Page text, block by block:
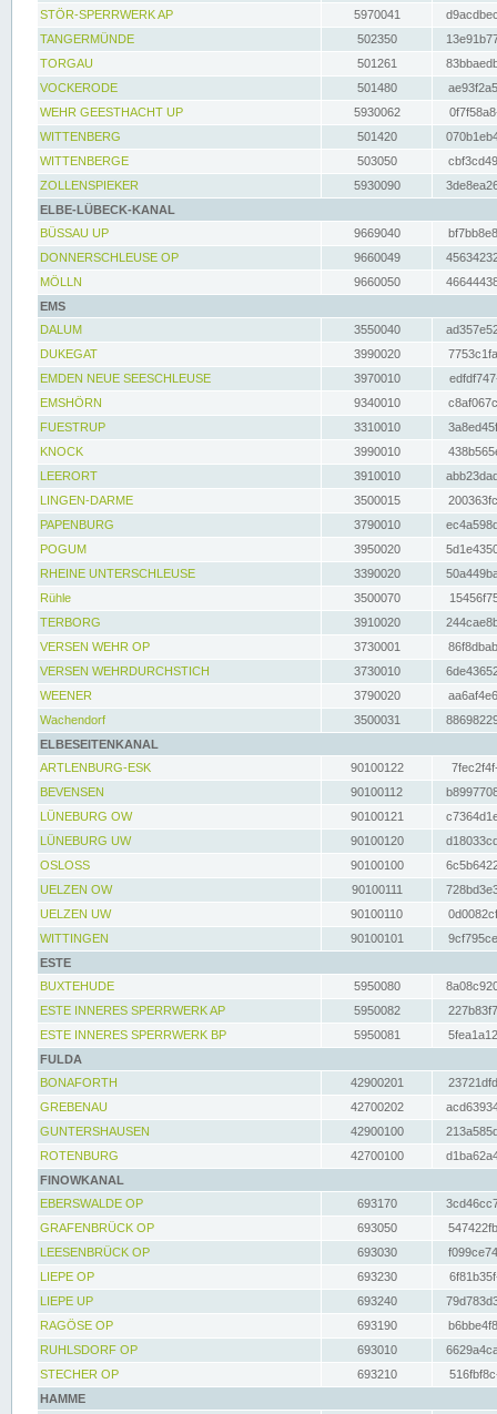
STÖR-SPERRWERK AP 5970041
TANGERMÜNDE
502350
TORGAU
501261
VOCKERODE
501480
WEHR GEESTHACHT UP
5930062
WITTENBERG
501420
WITTENBERGE
503050
ZOLLENSPIEKER
5930090
ELBE-LÜBECK-KANAL
BÜSSAU UP
9669040
DONNERSCHLEUSE OP
9660049
MÖLLN
9660050
EMS
DALUM
3550040
DUKEGAT
3990020
EMDEN NEUE SEESCHLEUSE
3970010
EMSHÖRN
9340010
FUESTRUP
3310010
KNOCK
3990010
LEERORT
3910010
LINGEN-DARME
3500015
PAPENBURG
3790010
POGUM
3950020
RHEINE UNTERSCHLEUSE
3390020
Rühle
3500070
TERBORG
3910020
VERSEN WEHR OP
3730001
VERSEN WEHRDURCHSTICH
3730010
WEENER
3790020
Wachendorf
3500031
ELBESEITENKANAL
ARTLENBURG-ESK
90100122
BEVENSEN
90100112
LÜNEBURG OW
90100121
LÜNEBURG UW
90100120
OSLOSS
90100100
UELZEN OW
90100111
UELZEN UW
90100110
WITTINGEN
90100101
ESTE
BUXTEHUDE
5950080
ESTE INNERES SPERRWERK AP
5950082
ESTE INNERES SPERRWERK BP
5950081
FULDA
BONAFORTH
42900201
GREBENAU
42700202
GUNTERSHAUSEN
42900100
ROTENBURG
42700100
FINOWKANAL
EBERSWALDE OP
693170
GRAFENBRÜCK OP
693050
LEESENBRÜCK OP
693030
LIEPE OP
693230
LIEPE UP
693240
RAGÖSE OP
693190
RUHLSDORF OP
693010
STECHER OP
693210
HAMME